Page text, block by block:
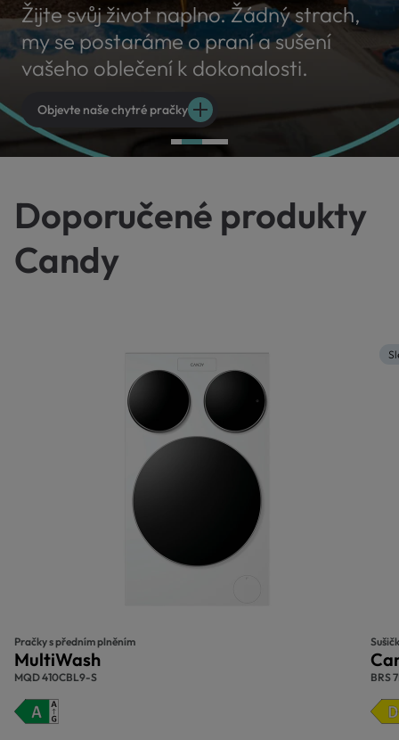
Žijte svůj život naplno. Žádný strach,
my se postaráme o praní a sušení
vašeho oblečení k dokonalosti.
Objevte naše chytré pračky
Doporučené produkty
Candy
Pračky s předním plněním
MultiWash
MQD 410CBL9-S BRS